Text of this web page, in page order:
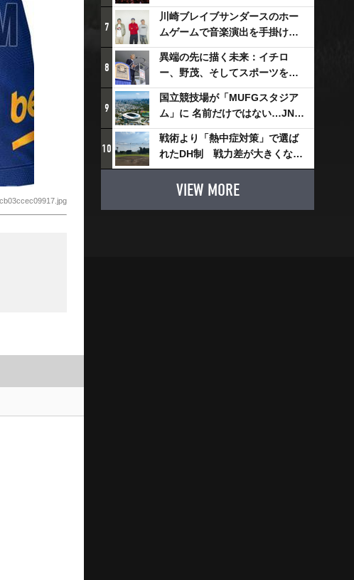
式大相撲
7
川崎ブレイブサンダースのホー
ムゲームで音楽演出を手掛ける
スチャダラパーが川崎新！アリ
ーナシティ・プロジェクトを語
る 「楽しみでしかないでしょ。
川崎は、ずっと成長曲線だか
ら」
8
異端の先に描く未来：イチロ
ー、野茂、そしてスポーツを支
える科学界の挑戦
9
国立競技場が「MUFGスタジア
ム」に 名前だけではない…JNSE
とMUFGが“共創”し描く地域活
性化・社会価値創造の近未来図
とは
10
戦術より「熱中症対策」で選ば
れたDH制 戦力差が大きくなる
懸念も
VIEW MORE